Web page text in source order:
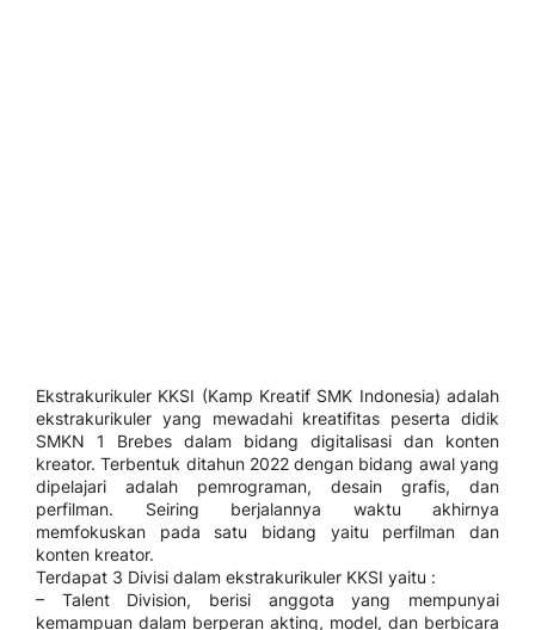
Ekstrakurikuler KKSI (Kamp Kreatif SMK Indonesia) adalah
ekstrakurikuler yang mewadahi kreatifitas peserta didik
SMKN 1 Brebes dalam bidang digitalisasi dan konten
kreator. Terbentuk ditahun 2022 dengan bidang awal yang
dipelajari adalah pemrograman, desain grafis, dan
perfilman. Seiring berjalannya waktu akhirnya
memfokuskan pada satu bidang yaitu perfilman dan
konten kreator.
Terdapat 3 Divisi dalam ekstrakurikuler KKSI yaitu :
– Talent Division, berisi anggota yang mempunyai
kemampuan dalam berperan akting, model, dan berbicara